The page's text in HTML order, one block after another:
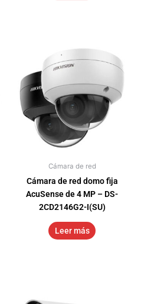
Cámara de red
Cámara de red domo fija
AcuSense de 4 MP – DS-
2CD2146G2-I(SU)
Leer más